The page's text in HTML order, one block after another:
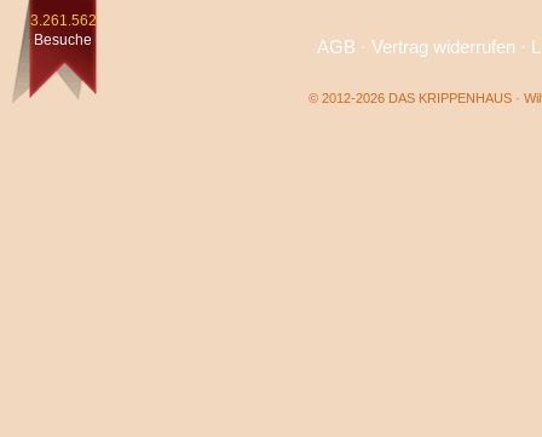
3.261.562
Besuche
AGB · Vertrag widerrufen·
© 2012-2026 DAS KRIPPENHAUS ·